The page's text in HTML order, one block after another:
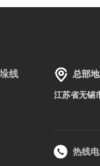
线 总部
江苏省无锡
热线